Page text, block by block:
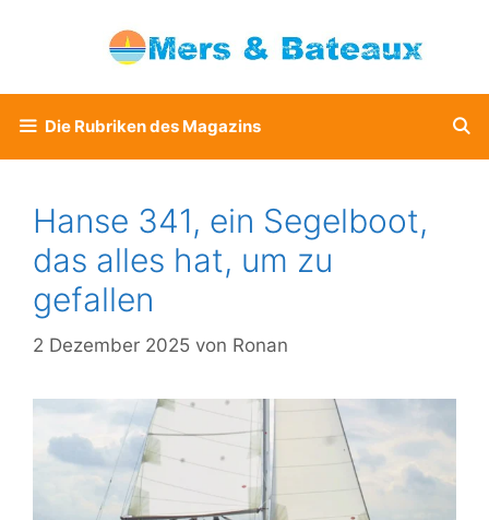
Die Rubriken des Magazins
Hanse 341, ein Segelboot,
das alles hat, um zu
gefallen
2 Dezember 2025 von Ronan